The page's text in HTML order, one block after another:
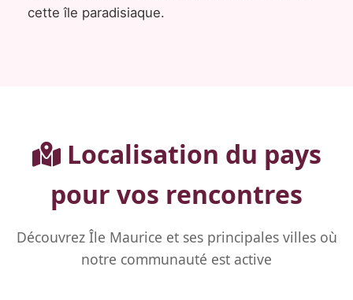
cette île paradisiaque.
Localisation du pays
pour vos rencontres
Découvrez Île Maurice et ses principales villes où
notre communauté est active